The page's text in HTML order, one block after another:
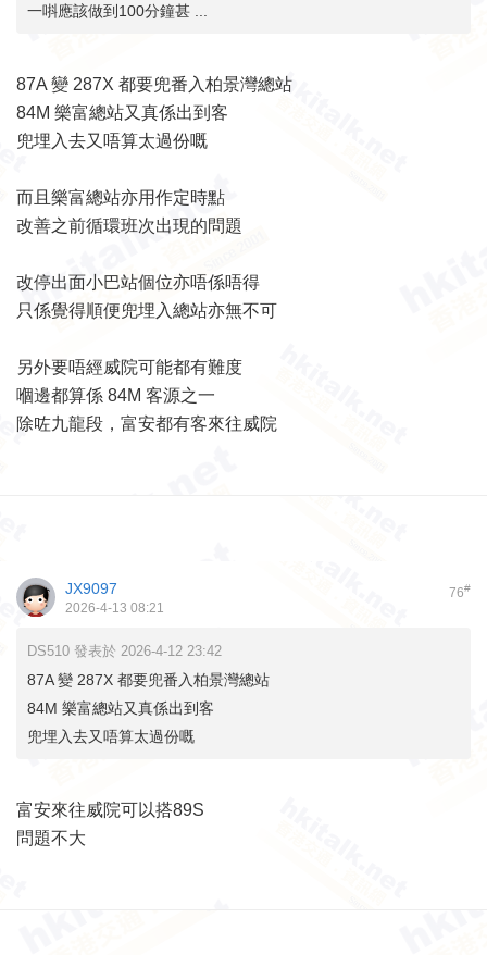
一唞應該做到100分鐘甚 ...
87A 變 287X 都要兜番入柏景灣總站
84M 樂富總站又真係出到客
兜埋入去又唔算太過份嘅
而且樂富總站亦用作定時點
改善之前循環班次出現的問題
改停出面小巴站個位亦唔係唔得
只係覺得順便兜埋入總站亦無不可
另外要唔經威院可能都有難度
嗰邊都算係 84M 客源之一
除咗九龍段，富安都有客來往威院
76#
JX9097
2026-4-13 08:21
DS510 發表於 2026-4-12 23:42
87A 變 287X 都要兜番入柏景灣總站
84M 樂富總站又真係出到客
兜埋入去又唔算太過份嘅
富安來往威院可以搭89S
問題不大